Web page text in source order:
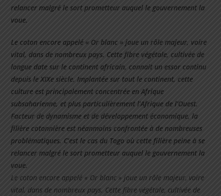
relancer malgré le sort prometteur auquel le gouvernement la
voue.
Le coton encore appelé « Or blanc » joue un rôle majeur, voire
vital, dans de nombreux pays. Cette fibre végétale, cultivée de
longue date sur le continent africain, connait un essor continu
depuis le XIXe siècle. Implantée sur tout le continent, cette
culture est principalement concentrée en Afrique
subsaharienne, et plus particulièrement l’Afrique de l’Ouest.
Facteur de dynamisme et de développement économique, la
filière cotonnière est néanmoins confrontée à de nombreuses
problématiques. C’est le cas du Togo où cette filière peine à se
relancer malgré le sort prometteur auquel le gouvernement la
voue.
Le coton encore appelé « Or blanc » joue un rôle majeur, voire
vital, dans de nombreux pays. Cette fibre végétale, cultivée de